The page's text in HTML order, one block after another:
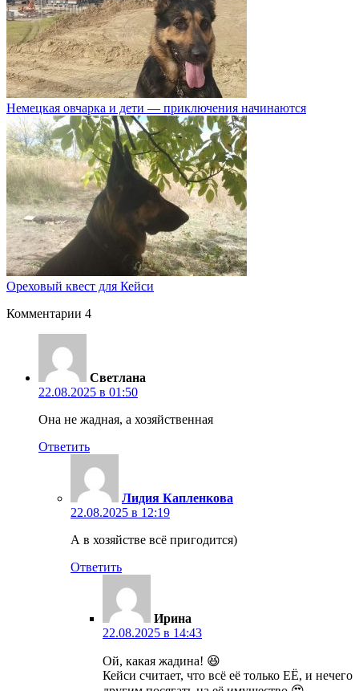
Немецкая овчарка и дети — приключения начинаются
Ореховый квест для Кейси
Комментарии 4
Светлана
22.08.2025 в 01:50
Она не жадная, а хозяйственная
Ответить
Лидия Капленкова
22.08.2025 в 12:19
А в хозяйстве всё пригодится)
Ответить
Ирина
22.08.2025 в 14:43
Ой, какая жадина! 😆
Кейси считает, что всё её только ЕЁ, и нечего